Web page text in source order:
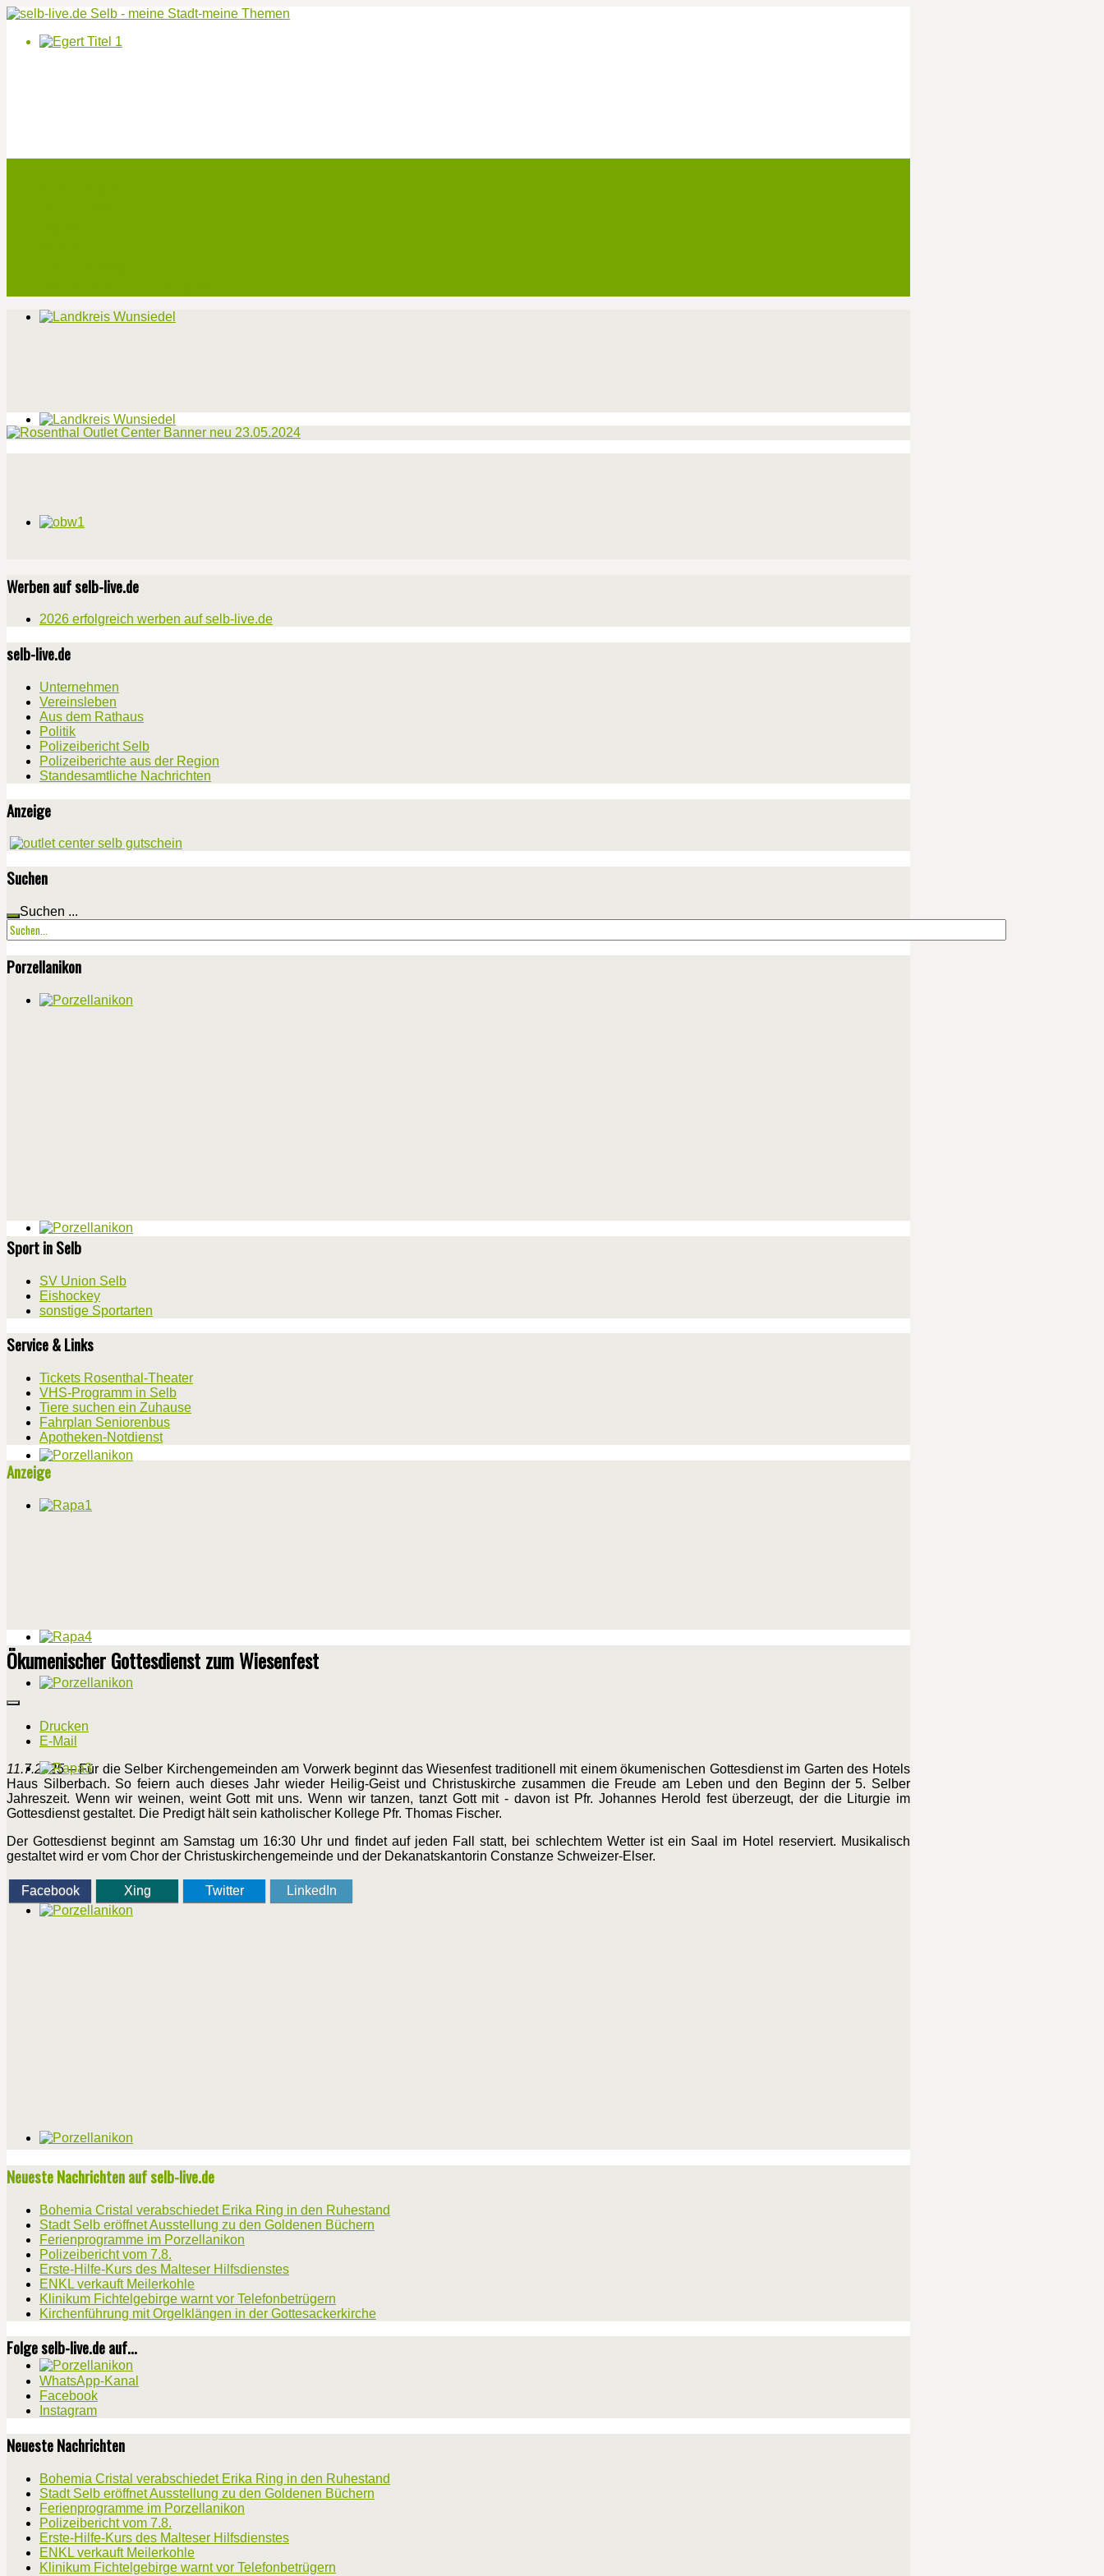
Werben auf selb-live.de
2026 erfolgreich werben auf selb-live.de
selb-live.de
Unternehmen
Vereinsleben
Aus dem Rathaus
Politik
Polizeibericht Selb
Polizeiberichte aus der Region
Standesamtliche Nachrichten
Anzeige
Suchen
Suchen ...
Porzellanikon
Sport in Selb
SV Union Selb
Eishockey
sonstige Sportarten
Service & Links
Tickets Rosenthal-Theater
VHS-Programm in Selb
Tiere suchen ein Zuhause
Fahrplan Seniorenbus
Apotheken-Notdienst
Anzeige
Ökumenischer Gottesdienst zum Wiesenfest
Drucken
E-Mail
11.7.2025– Für die Selber Kirchengemeinden am Vorwerk beginnt das Wiesenfest traditionell mit einem ökumenischen Gottesdienst im Garten des Hotels
Haus Silberbach. So feiern auch dieses Jahr wieder Heilig-Geist und Christuskirche zusammen die Freude am Leben und den Beginn der 5. Selber
Jahreszeit. Wenn wir weinen, weint Gott mit uns. Wenn wir tanzen, tanzt Gott mit - davon ist Pfr. Johannes Herold fest überzeugt, der die Liturgie im
Gottesdienst gestaltet. Die Predigt hält sein katholischer Kollege Pfr. Thomas Fischer.
Der Gottesdienst beginnt am Samstag um 16:30 Uhr und findet auf jeden Fall statt, bei schlechtem Wetter ist ein Saal im Hotel reserviert. Musikalisch
gestaltet wird er vom Chor der Christuskirchengemeinde und der Dekanatskantorin Constanze Schweizer-Elser.
Facebook Xing Twitter LinkedIn
Neueste Nachrichten auf selb-live.de
Bohemia Cristal verabschiedet Erika Ring in den Ruhestand
Stadt Selb eröffnet Ausstellung zu den Goldenen Büchern
Ferienprogramme im Porzellanikon
Polizeibericht vom 7.8.
Erste-Hilfe-Kurs des Malteser Hilfsdienstes
ENKL verkauft Meilerkohle
Klinikum Fichtelgebirge warnt vor Telefonbetrügern
Kirchenführung mit Orgelklängen in der Gottesackerkirche
Folge selb-live.de auf...
WhatsApp-Kanal
Facebook
Instagram
Neueste Nachrichten
Bohemia Cristal verabschiedet Erika Ring in den Ruhestand
Stadt Selb eröffnet Ausstellung zu den Goldenen Büchern
Ferienprogramme im Porzellanikon
Polizeibericht vom 7.8.
Erste-Hilfe-Kurs des Malteser Hilfsdienstes
ENKL verkauft Meilerkohle
Klinikum Fichtelgebirge warnt vor Telefonbetrügern